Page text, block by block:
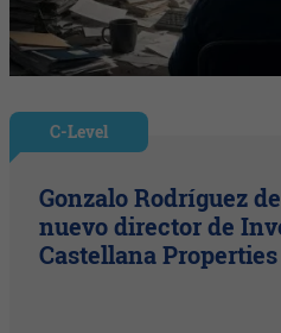
C-Level
Gonzalo Rodríguez
nuevo director de
Castellana Properties